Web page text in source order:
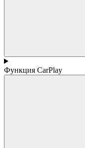
Функция CarPlay